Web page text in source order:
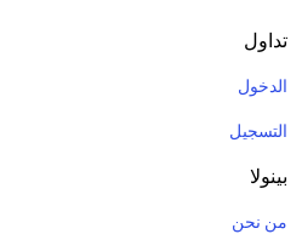
تداول
الدخول
التسجيل
بينولا
من نحن